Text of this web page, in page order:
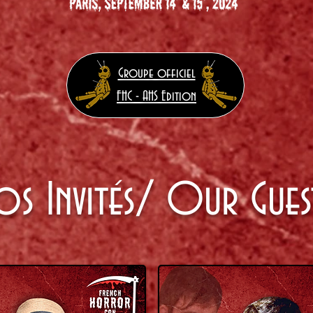
Groupe officiel
FHC - AHS Edition
Invités/ Our